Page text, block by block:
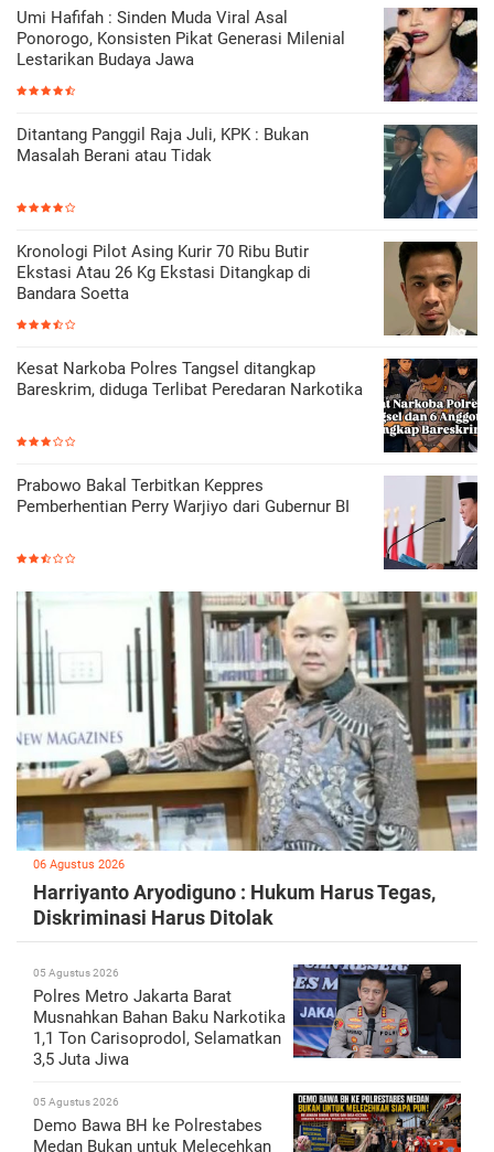
Umi Hafifah : Sinden Muda Viral Asal
Ponorogo, Konsisten Pikat Generasi Milenial
Lestarikan Budaya Jawa
Ditantang Panggil Raja Juli, KPK : Bukan
Masalah Berani atau Tidak
Kronologi Pilot Asing Kurir 70 Ribu Butir
Ekstasi Atau 26 Kg Ekstasi Ditangkap di
Bandara Soetta
Kesat Narkoba Polres Tangsel ditangkap
Bareskrim, diduga Terlibat Peredaran Narkotika
Prabowo Bakal Terbitkan Keppres
Pemberhentian Perry Warjiyo dari Gubernur BI
06 Agustus 2026
Harriyanto Aryodiguno : Hukum Harus Tegas,
Diskriminasi Harus Ditolak
05 Agustus 2026
Polres Metro Jakarta Barat
Musnahkan Bahan Baku Narkotika
1,1 Ton Carisoprodol, Selamatkan
3,5 Juta Jiwa
05 Agustus 2026
Demo Bawa BH ke Polrestabes
Medan Bukan untuk Melecehkan